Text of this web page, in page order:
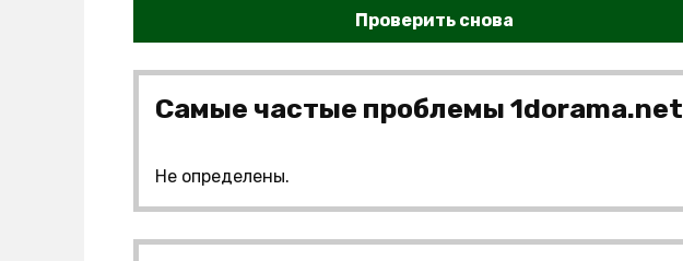
Проверить снова
Самые частые проблемы 1dorama.net
Не определены.